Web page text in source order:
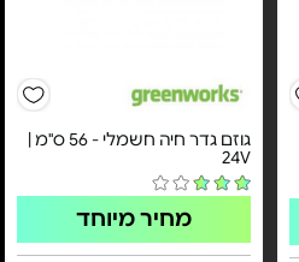
גוזם גדר חיה חשמלי - ​56 ס"מ |
24V​
מחיר מיוחד